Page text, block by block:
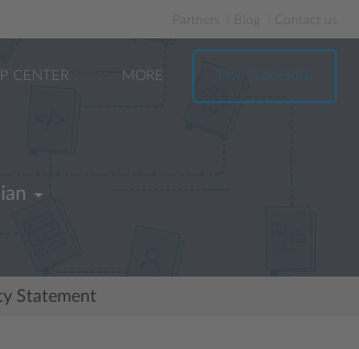
Partners
CENTER MORE TRY FOR FREE
Statement